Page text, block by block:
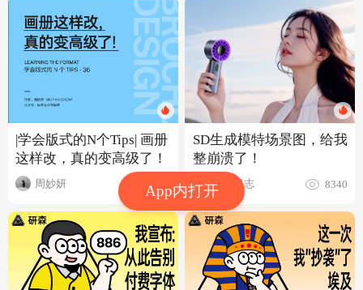
App内打开
|学会版式的N个Tips| 画册
这样改，真的变高级了！
周妙妍 6.3w
SD生成模特场景图，给我
整崩溃了！
翘翘日志 8340